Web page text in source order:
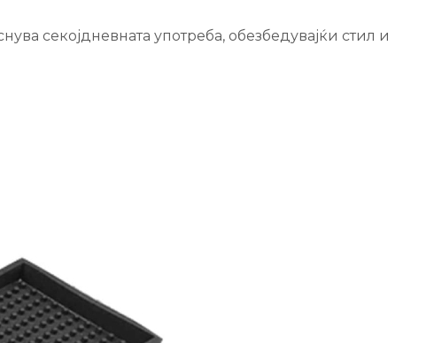
секојдневната употреба, обезбедувајќи стил и